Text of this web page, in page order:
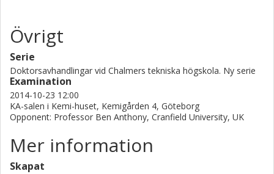
Övrigt
Serie
Doktorsavhandlingar vid Chalmers tekniska högskola. Ny serie
Examination
2014-10-23 12:00
KA-salen i Kemi-huset, Kemigården 4, Göteborg
Opponent: Professor Ben Anthony, Cranfield University, UK
Mer information
Skapat